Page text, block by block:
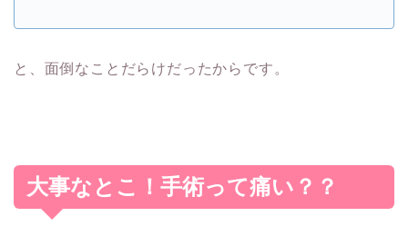
と、面倒なことだらけだったからです。
大事なとこ！手術って痛い？？